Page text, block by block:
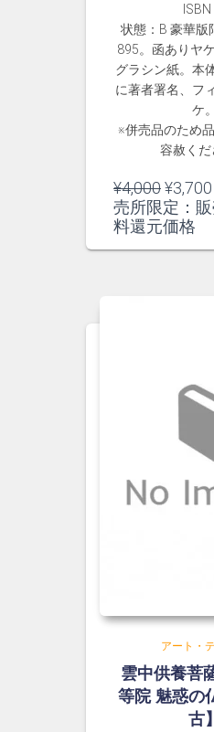
ISBN
状態：B 豪華版
895。函ありヤ
グラシン紙。本
に著者署名、フ
ケ。
※併売品のため
容赦くだ
¥4,000元
の
価
¥3,700
売所限定：
料還元価格
アート・
雲中供養菩
等院 魅惑の
古】